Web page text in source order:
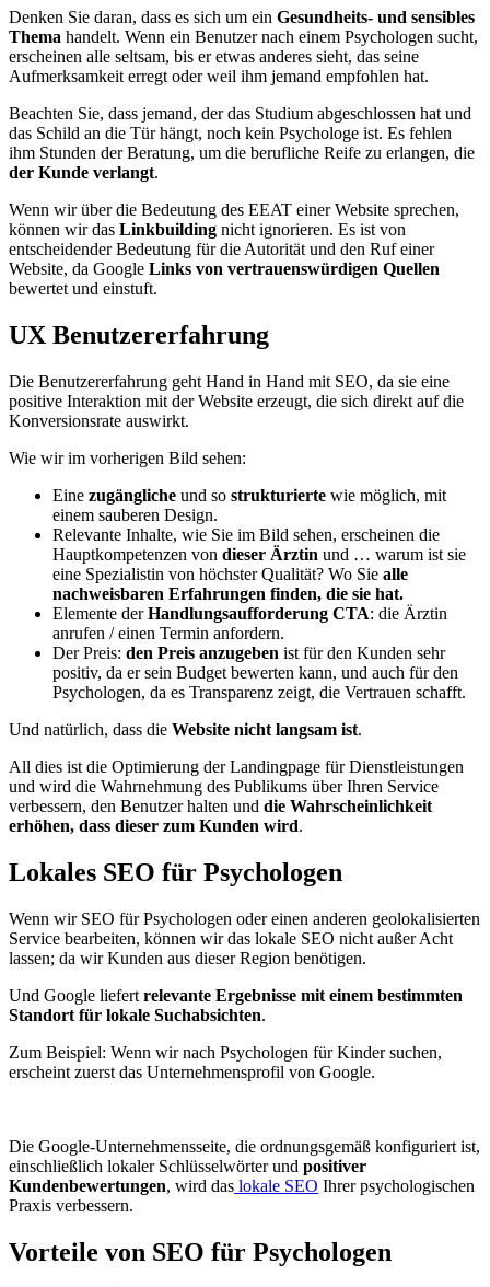
Denken Sie daran, dass es sich um ein Gesundheits- und sensibles
Thema handelt. Wenn ein Benutzer nach einem Psychologen sucht,
erscheinen alle seltsam, bis er etwas anderes sieht, das seine
Aufmerksamkeit erregt oder weil ihm jemand empfohlen hat.
Beachten Sie, dass jemand, der das Studium abgeschlossen hat und
das Schild an die Tür hängt, noch kein Psychologe ist. Es fehlen
ihm Stunden der Beratung, um die berufliche Reife zu erlangen, die
der Kunde verlangt.
Wenn wir über die Bedeutung des EEAT einer Website sprechen,
können wir das Linkbuilding nicht ignorieren. Es ist von
entscheidender Bedeutung für die Autorität und den Ruf einer
Website, da Google Links von vertrauenswürdigen Quellen
bewertet und einstuft.
UX Benutzererfahrung
Die Benutzererfahrung geht Hand in Hand mit SEO, da sie eine
positive Interaktion mit der Website erzeugt, die sich direkt auf die
Konversionsrate auswirkt.
Wie wir im vorherigen Bild sehen:
Eine zugängliche und so strukturierte wie möglich, mit
einem sauberen Design.
Relevante Inhalte, wie Sie im Bild sehen, erscheinen die
Hauptkompetenzen von dieser Ärztin und … warum ist sie
eine Spezialistin von höchster Qualität? Wo Sie alle
nachweisbaren Erfahrungen finden, die sie hat.
Elemente derHandlungsaufforderung CTA: die Ärztin
anrufen / einen Termin anfordern.
Der Preis: den Preis anzugeben ist für den Kunden sehr
positiv, da er sein Budget bewerten kann, und auch für den
Psychologen, da es Transparenz zeigt, die Vertrauen schafft.
Und natürlich, dass die Website nicht langsam ist.
All dies ist die Optimierung der Landingpage für Dienstleistungen
und wird die Wahrnehmung des Publikums über Ihren Service
verbessern, den Benutzer halten und die Wahrscheinlichkeit
erhöhen, dass dieser zum Kunden wird.
Lokales SEO für Psychologen
Wenn wir SEO für Psychologen oder einen anderen geolokalisierten
Service bearbeiten, können wir das lokale SEO nicht außer Acht
lassen; da wir Kunden aus dieser Region benötigen.
Und Google liefert relevante Ergebnisse mit einem bestimmten
Standort für lokale Suchabsichten.
Zum Beispiel: Wenn wir nach Psychologen für Kinder suchen,
erscheint zuerst das Unternehmensprofil von Google.
Die Google-Unternehmensseite, die ordnungsgemäß konfiguriert ist,
einschließlich lokaler Schlüsselwörter und positiver
Kundenbewertungen, wird das lokale SEO Ihrer psychologischen
Praxis verbessern.
Vorteile von SEO für Psychologen